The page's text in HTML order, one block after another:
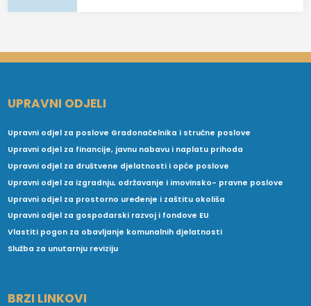
UPRAVNI ODJELI
Upravni odjel za poslove Gradonačelnika i stručne poslove
Upravni odjel za financije, javnu nabavu i naplatu prihoda
Upravni odjel za društvene djelatnosti i opće poslove
Upravni odjel za izgradnju, održavanje i imovinsko- pravne poslove
Upravni odjel za prostorno uređenje i zaštitu okoliša
Upravni odjel za gospodarski razvoj i fondove EU
Vlastiti pogon za obavljanje komunalnih djelatnosti
Služba za unutarnju reviziju
BRZI LINKOVI